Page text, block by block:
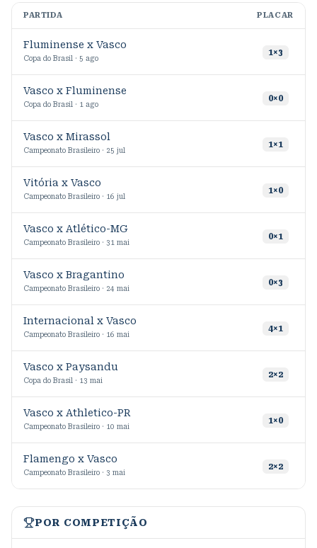
PARTIDA PLACAR
Fluminense x Vasco
Copa do Brasil · 5 ago
1×3
Vasco x Fluminense
Copa do Brasil · 1 ago
0×0
Vasco x Mirassol
Campeonato Brasileiro · 25 jul
1×1
Vitória x Vasco
Campeonato Brasileiro · 16 jul
1×0
Vasco x Atlético-MG
Campeonato Brasileiro · 31 mai
0×1
Vasco x Bragantino
Campeonato Brasileiro · 24 mai
0×3
Internacional x Vasco
Campeonato Brasileiro · 16 mai
4×1
Vasco x Paysandu
Copa do Brasil · 13 mai
2×2
Vasco x Athletico-PR
Campeonato Brasileiro · 10 mai
1×0
Flamengo x Vasco
Campeonato Brasileiro · 3 mai
2×2
POR COMPETIÇÃO